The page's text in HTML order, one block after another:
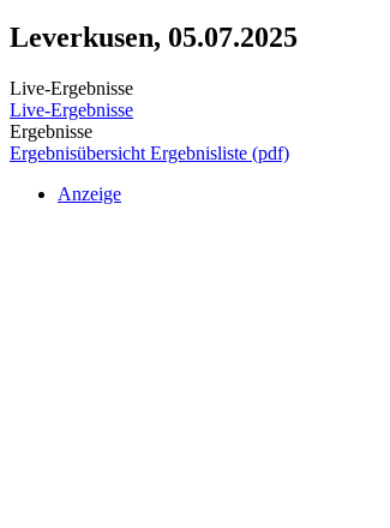
Leverkusen, 05.07.2025
Live-Ergebnisse
Live-Ergebnisse
Ergebnisse
Ergebnisübersicht Ergebnisliste (pdf)
Anzeige